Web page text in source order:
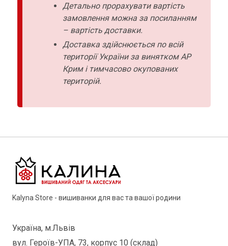
Детально прорахувати вартість
замовлення можна за посиланням
– вартість доставки.
Доставка здійснюється по всій
території України за винятком АР
Крим і тимчасово окупованих
територій.
Kalyna Store - вишиванки для вас та вашої родини
Україна, м.Львів
вул. Героїв-УПА, 73, корпус 10 (склад)